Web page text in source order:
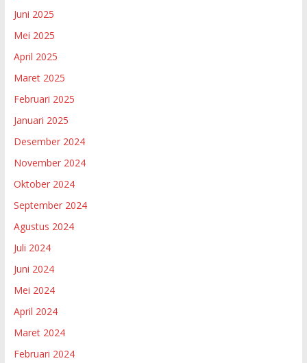
Juni 2025
Mei 2025
April 2025
Maret 2025
Februari 2025
Januari 2025
Desember 2024
November 2024
Oktober 2024
September 2024
Agustus 2024
Juli 2024
Juni 2024
Mei 2024
April 2024
Maret 2024
Februari 2024